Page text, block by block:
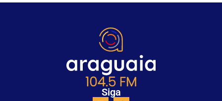
Siga